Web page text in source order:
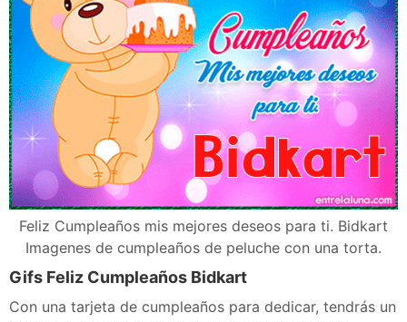
Feliz Cumpleaños mis mejores deseos para ti. Bidkart
Imagenes de cumpleaños de peluche con una torta.
Gifs Feliz Cumpleaños Bidkart
Con una tarjeta de cumpleaños para dedicar, tendrás un